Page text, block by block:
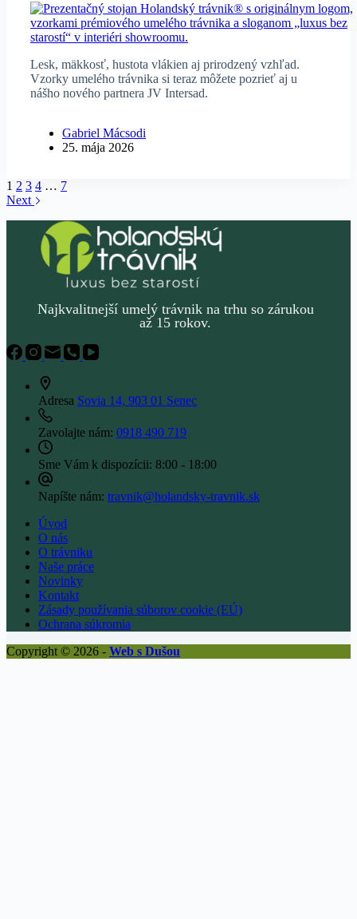
Lesk, mäkkosť, hustota vlákien aj prirodzený vzhľad.
Vzorky umelého trávnika si teraz môžete pozrieť aj u
nášho nového partnera JV Intersad.
Gabriel Mácsodi
25. mája 2026
1 2 3 4 … 7
Next
Najkvalitnejší umelý trávnik na trhu so zárukou
až 15 rokov.
Adresa Sovia 14, 903 01 Senec
Zavolajte nám: 0918 490 719
Sme Vám k dispozícii: 8:00 - 18:00
Napíšte nám: travnik@holandsky-travnik.sk
Úvod
O nás
O trávniku
Naše práce
Novinky
Kontakt
Zásady používania súborov cookie (EÚ)
Ochrana súkromia
Copyright © 2026 - Web s Dušou